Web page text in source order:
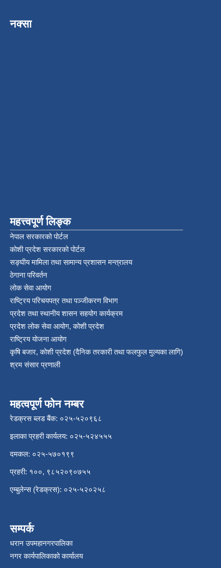
नक्सा
महत्त्वपूर्ण लिङ्क
नेपाल सरकारको पोर्टल
कोशी प्रदेश सरकारको पोर्टल
सङ्‍घीय मामिला तथा सामान्य प्रशासन मन्त्रालय
ठेगाना परिवर्तन
लोक सेवा आयोग
राष्ट्रिय परिचयपत्र तथा पञ्‍जीकरण विभाग
प्रदेश तथा स्थानीय शासन सहयोग कार्यक्रम
प्रदेश लोक सेवा आयोग, कोशी प्रदेश
राष्ट्रिय योजना आयोग
कृषि बजार, कोशी प्रदेश (दैनिक तरकारी तथा फलफुल मुल्यका लागि)
श्रम संसार प्रणाली
महत्वपूर्ण फोन नम्बर
रेडक्रस ब्लड बैंक: ०२५-५२०९६८
इलाका प्रहरी कार्यलय: ०२५-५२४५५५
दमकल: ०२५-५७०१९९
प्रहरी: १००, ९८५२०९०७५५
एम्बुलेन्स (रेडक्रस): ०२५-५२०२५८
सम्पर्क
धरान उपमहानगरपालिका
नगर कार्यपालिकाको कार्यालय